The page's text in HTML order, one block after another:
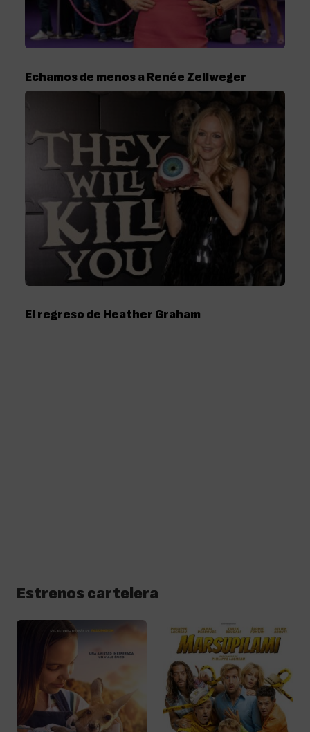
Echamos de menos a Renée Zellweger
El regreso de Heather Graham
Estrenos cartelera